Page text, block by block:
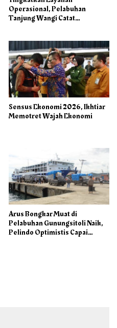
Operasional, Pelabuhan
Tanjung Wangi Catat
Sensus Ekonomi 2026, Ikhtiar
Memotret Wajah Ekonomi
Arus Bongkar Muat di
Pelabuhan Gunungsitoli Naik,
Pelindo Optimistis Capai